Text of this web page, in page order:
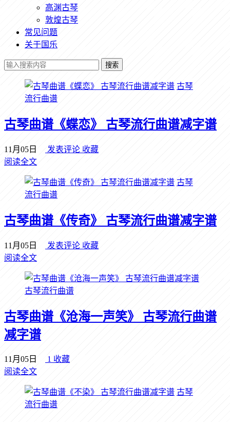
高渊古琴
敦煌古琴
常见问题
关于国乐
搜索
古琴
流行曲谱
古琴曲谱《蝶恋》 古琴流行曲谱减字谱
11月05日 发表评论 收藏
阅读全文
古琴
流行曲谱
古琴曲谱《传奇》 古琴流行曲谱减字谱
11月05日 发表评论 收藏
阅读全文
古琴流行曲谱
古琴曲谱《沧海一声笑》 古琴流行曲谱
减字谱
11月05日 1 收藏
阅读全文
古琴
流行曲谱